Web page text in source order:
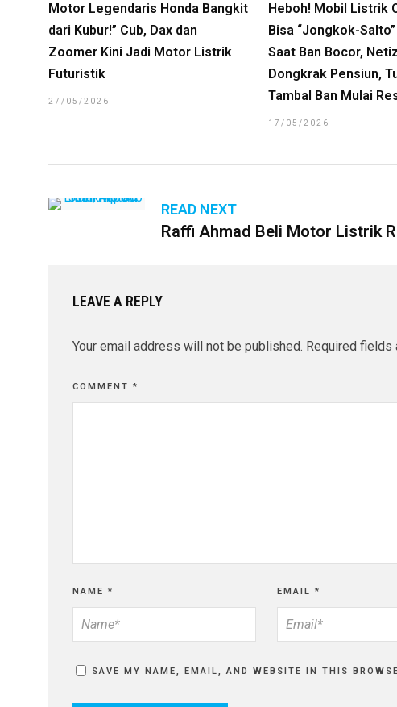
Motor Legendaris Honda Bangkit
dari Kubur!” Cub, Dax dan
Zoomer Kini Jadi Motor Listrik
Futuristik
27/05/2026
Heboh! Mobil Listrik
Bisa “Jongkok-
Saat Ban Bocor,
Dongkrak Pensiun,
Tambal Ban Mulai
17/05/2026
READ NEXT
Raffi Ahmad Beli Motor Listrik
LEAVE A REPLY
Your email address will not be published. Required fields
COMMENT *
NAME * EMAIL *
SAVE MY NAME, EMAIL, AND WEBSITE IN THIS